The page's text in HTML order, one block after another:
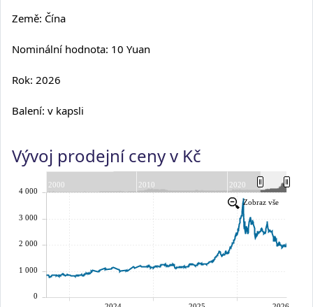
Země: Čína
Nominální hodnota: 10 Yuan
Rok: 2026
Balení: v kapsli
Vývoj prodejní ceny v Kč